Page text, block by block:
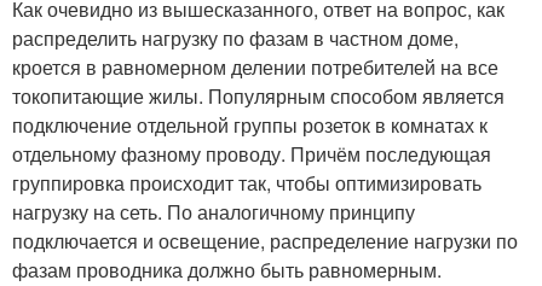
Как очевидно из вышесказанного, ответ на вопрос, как
распределить нагрузку по фазам в частном доме,
кроется в равномерном делении потребителей на все
токопитающие жилы. Популярным способом является
подключение отдельной группы розеток в комнатах к
отдельному фазному проводу. Причём последующая
группировка происходит так, чтобы оптимизировать
нагрузку на сеть. По аналогичному принципу
подключается и освещение, распределение нагрузки по
фазам проводника должно быть равномерным.